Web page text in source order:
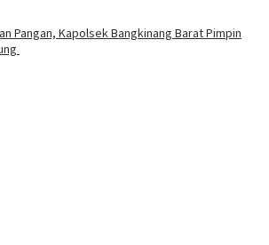
Pangan, Kapolsek Bangkinang Barat Pimpin